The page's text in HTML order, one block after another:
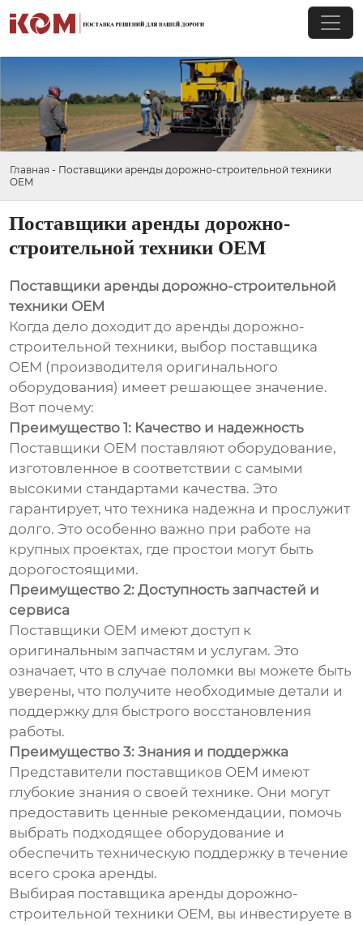
Главная - Поставщики аренды дорожно-строительной техники
OEM
Поставщики аренды дорожно-
строительной техники OEM
Поставщики аренды дорожно-строительной
техники OEM
Когда дело доходит до аренды дорожно-
строительной техники, выбор поставщика
OEM (производителя оригинального
оборудования) имеет решающее значение.
Вот почему:
Преимущество 1: Качество и надежность
Поставщики OEM поставляют оборудование,
изготовленное в соответствии с самыми
высокими стандартами качества. Это
гарантирует, что техника надежна и прослужит
долго. Это особенно важно при работе на
крупных проектах, где простои могут быть
дорогостоящими.
Преимущество 2: Доступность запчастей и
сервиса
Поставщики OEM имеют доступ к
оригинальным запчастям и услугам. Это
означает, что в случае поломки вы можете быть
уверены, что получите необходимые детали и
поддержку для быстрого восстановления
работы.
Преимущество 3: Знания и поддержка
Представители поставщиков OEM имеют
глубокие знания о своей технике. Они могут
предоставить ценные рекомендации, помочь
выбрать подходящее оборудование и
обеспечить техническую поддержку в течение
всего срока аренды.
Выбирая поставщика аренды дорожно-
строительной техники OEM, вы инвестируете в